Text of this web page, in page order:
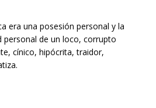
era una posesión personal y la
de un loco, corrupto
cínico, hipócrita, traidor,